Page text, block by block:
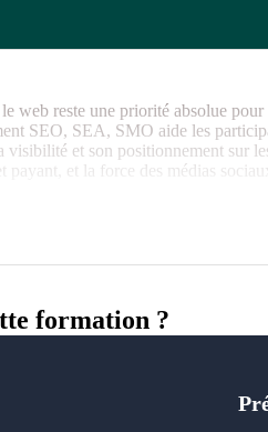
web reste une priorité absolue pour
SEO, SEA, SMO aide les
visibilité et son positionnement sur
payant, et la force des médias sociaux.
formation ?